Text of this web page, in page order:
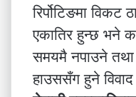
रिर्पोटिङमा विकट
एकातिर हुन्छ भने
समयमै नपाउने तथा
हाउससँग हुने